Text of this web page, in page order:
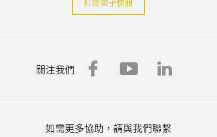
訂閱電子快訊
關注我們 facebook
youtube
如需更多協助，請與我們聯繫